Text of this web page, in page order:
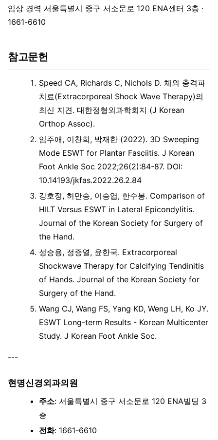
임상 경력 서울특별시 중구 서소문로 120 ENA센터 3층 ·
1661-6610
참고문헌
Speed CA, Richards C, Nichols D. 체외 충격파
치료(Extracorporeal Shock Wave Therapy)의
최신 지견. 대한정형외과학회지 (J Korean
Orthop Assoc).
임주애, 이찬희, 박재한 (2022). 3D Sweeping
Mode ESWT for Plantar Fasciitis. J Korean
Foot Ankle Soc 2022;26(2):84-87. DOI:
10.14193/jkfas.2022.26.2.84
강호정, 허만승, 이승엽, 한수봉. Comparison of
HILT Versus ESWT in Lateral Epicondylitis.
Journal of the Korean Society for Surgery of
the Hand.
성승용, 정증열, 윤한국. Extracorporeal
Shockwave Therapy for Calcifying Tendinitis
of Hands. Journal of the Korean Society for
Surgery of the Hand.
Wang CJ, Wang FS, Yang KD, Weng LH, Ko JY.
ESWT Long-term Results - Korean Multicenter
Study. J Korean Foot Ankle Soc.
---
현명신경외과의원
주소: 서울특별시 중구 서소문로 120 ENA빌딩 3
층
전화: 1661-6610